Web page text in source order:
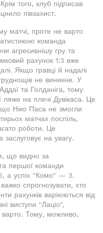
того, клуб підписав
півзахист.
матчі, проте не варто
команда
агресивнішу гру та
рахунок 1:3 вже
Якщо гравці й надалі
не виникне. У
та Голданіга, тому
ляже на плечі Дувікаса. Це
Ніко Паса не змогли
матчах поспіль,
роботи. Це
на увагу.
що видно за
першої команди
а успіх "Комо" — 3.
спрогнозувати, хто
рахунків варіюються від
виступи "Лаціо",
варто. Тому, можливо,